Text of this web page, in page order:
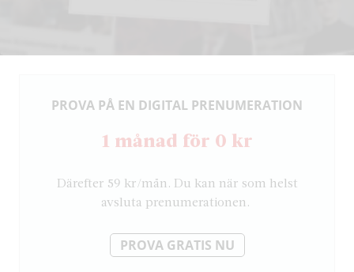
PROVA PÅ EN DIGITAL PRENUMERATION
1 månad för 0 kr
Därefter 59 kr/mån. Du kan när som helst
avsluta prenumerationen.
PROVA GRATIS NU